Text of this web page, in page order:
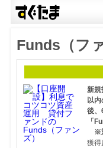
Funds（フ
新規
以
後
「
※
獲得